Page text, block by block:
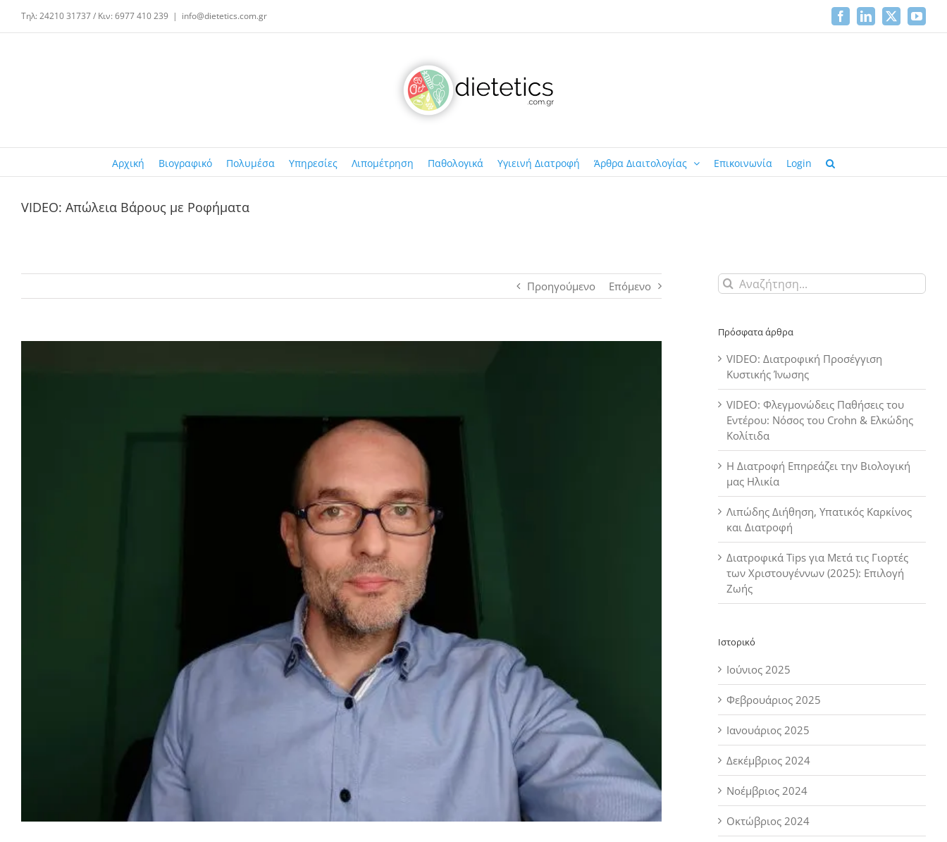
Τηλ: 24210 31737 / Κιν: 6977 410 239 | info@dietetics.com.gr FacebookLinkedIn
X
Αρχική Βιογραφικό Πολυμέσα Υπηρεσίες Λιπομέτρηση Παθολογικά Υγιεινή Διατροφή Άρθρα Διαιτολογίας Επικοινωνία Login
VIDEO: Απώλεια Βάρους με Ροφήματα
Προηγούμενο Επόμενο
Αναζήτηση
για:
Πρόσφατα άρθρα
VIDEO: Διατροφική Προσέγγιση
Κυστικής Ίνωσης
VIDEO: Φλεγμονώδεις Παθήσεις του
Εντέρου: Νόσος του Crohn & Ελκώδης
Κολίτιδα
Η Διατροφή Επηρεάζει την Βιολογική
μας Ηλικία
Λιπώδης Διήθηση, Υπατικός Καρκίνος
και Διατροφή
Διατροφικά Tips για Μετά τις Γιορτές
των Χριστουγέννων (2025): Επιλογή
Ζωής
Ιστορικό
Ιούνιος 2025
Φεβρουάριος 2025
Ιανουάριος 2025
Δεκέμβριος 2024
Νοέμβριος 2024
Οκτώβριος 2024